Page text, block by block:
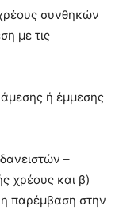
συνθηκών
με τις
ή έμμεσης
–
χρέους και β)
παρέμβαση στην